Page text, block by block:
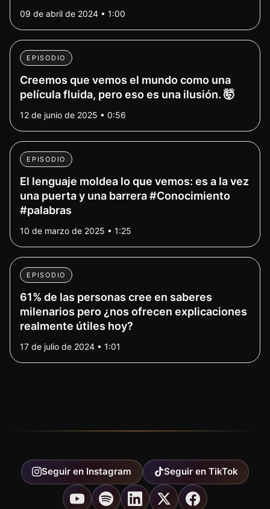
09 de abril de 2024 • 1:00
EPISODIO
Creemos que vemos el mundo como una
película fluida, pero eso es una ilusión. 🤯
12 de junio de 2025 • 0:56
EPISODIO
El lenguaje moldea lo que vemos: es a la vez
una puerta y una barrera #Conocimiento
#palabras
10 de marzo de 2025 • 1:25
EPISODIO
61% de las personas cree en saberes
milenarios pero ¿nos ofrecen explicaciones
realmente útiles hoy?
17 de julio de 2024 • 1:01
Seguir en Instagram Seguir en TikTok